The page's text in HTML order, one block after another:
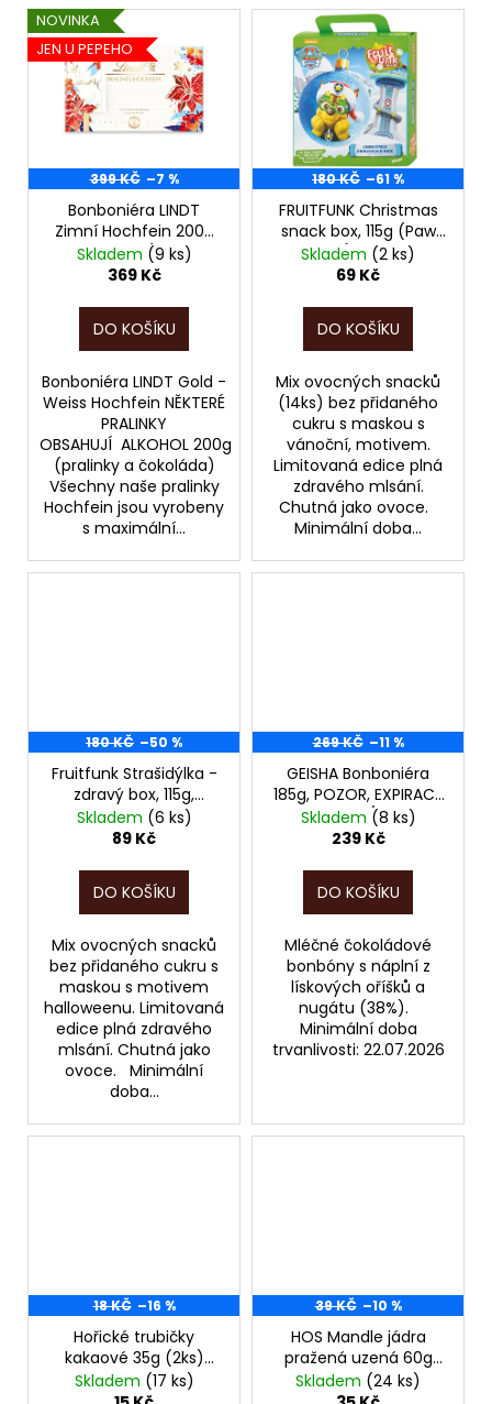
NOVINKA
JEN U PEPEHO
399 KČ –7 %
Bonboniéra LINDT
Zimní Hochfein 200g
LIMITOVANÁ EDICE
POZOR, EXPIRACE JEN
Skladem (9 ks)
369 Kč
DO KOŠÍKU
Bonboniéra LINDT Gold -
Weiss Hochfein NĚKTERÉ
PRALINKY
OBSAHUJÍ ALKOHOL 200g
(pralinky a čokoláda)
Všechny naše pralinky
Hochfein jsou vyrobeny
s maximální...
180 KČ –61 %
FRUITFUNK Christmas
snack box, 115g (Paw
Patrol), POZOR,
EXPIRACE JEN DO
Skladem (2 ks)
69 Kč
DO KOŠÍKU
Mix ovocných snacků
(14ks) bez přidaného
cukru s maskou s
vánoční, motivem.
Limitovaná edice plná
zdravého mlsání.
Chutná jako ovoce.
Minimální doba...
180 KČ –50 %
Fruitfunk Strašidýlka -
zdravý box, 115g,
POZOR, EXPIRACE JEN
DO 06/2026!!!
Skladem (6 ks)
89 Kč
DO KOŠÍKU
Mix ovocných snacků
bez přidaného cukru s
maskou s motivem
halloweenu. Limitovaná
edice plná zdravého
mlsání. Chutná jako
ovoce. Minimální
doba...
269 KČ –11 %
GEISHA Bonboniéra
185g, POZOR, EXPIRACE
JEN DO 07/2026!!!
Skladem (8 ks)
239 Kč
DO KOŠÍKU
Mléčné čokoládové
bonbóny s náplní z
lískových oříšků a
nugátu (38%).
Minimální doba
trvanlivosti: 22.07.2026
18 KČ –16 %
Hořické trubičky
kakaové 35g (2ks)
POZOR, EXPIRACE JEN
DO 06/2026!!!
Skladem (17 ks)
39 KČ –10 %
HOS Mandle jádra
pražená uzená 60g
POZOR, EXPIRACE
07/2026!!
Skladem (24 ks)